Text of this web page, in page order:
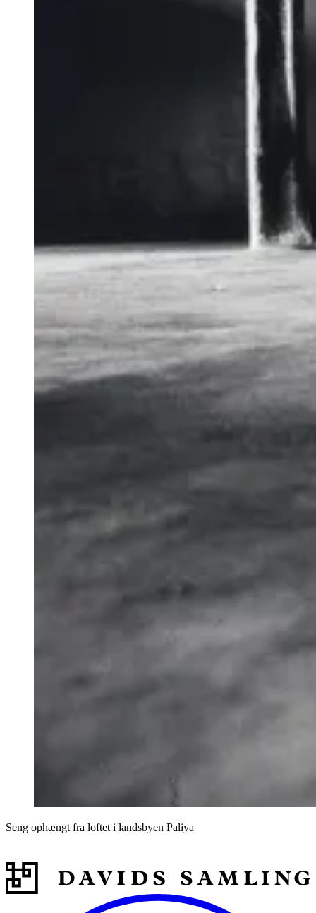
Seng ophængt fra loftet i landsbyen Paliya